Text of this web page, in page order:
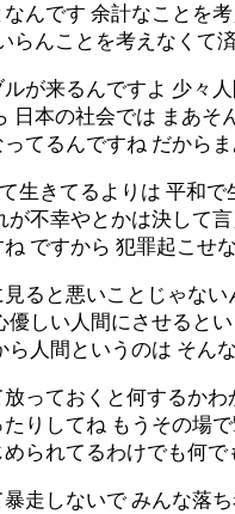
んです 余計なことを
らんことを考えなくて
が来るんですよ 少々
日本の社会では まあ
てるんですね だから
生きてるよりは 平和
が不幸やとかは決して
ですから 犯罪起こせ
ると悪いことじゃな
優しい人間にさせると
ら人間というのは そん
っておくと何するか
りしてね もうその場
られてるわけでも何
走しないで みんな落